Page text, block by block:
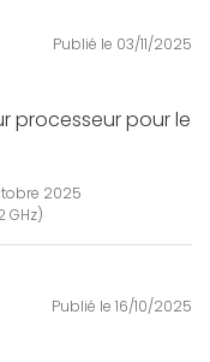
Publié le 03/11/2025
processeur pour le
2025
GHz)
Publié le 16/10/2025